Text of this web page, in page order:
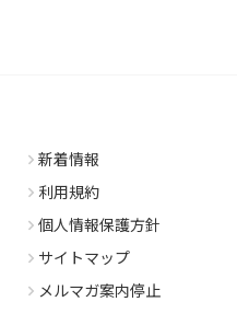
新着情報
利用規約
個人情報保護方針
サイトマップ
メルマガ案内停止